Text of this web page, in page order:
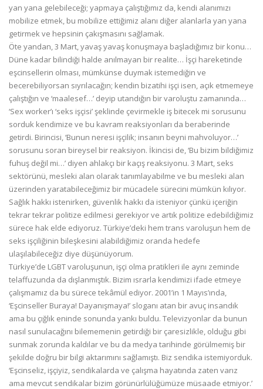
yan yana gelebileceği; yapmaya çalıştığımız da, kendi alanımızı
mobilize etmek, bu mobilize ettiğimiz alanı diğer alanlarla yan yana
getirmek ve hepsinin çakışmasını sağlamak.
Öte yandan, 3 Mart, yavaş yavaş konuşmaya başladığımız bir konu…
Düne kadar bilindiği halde anılmayan bir realite… İşçi hareketinde
eşcinsellerin olması, mümkünse duymak istemediğin ve
becerebiliyorsan sıyrılacağın; kendin bizatihi işçi isen, açık etmemeye
çalıştığın ve ‘maalesef…’ deyip utandığın bir varoluştu zamanında…
‘Sex worker’ı ‘seks işçisi’ şeklinde çevirmekle iş bitecek mi sorusunu
sorduk kendimize ve bu kavram reaksiyonları da beraberinde
getirdi. Birincisi, ‘Bunun neresi işçilik; insanın beyni mahvoluyor…’
sorusunu soran bireysel bir reaksiyon. İkincisi de, ‘Bu bizim bildiğimiz
fuhuş değil mi…’ diyen ahlakçı bir kaçış reaksiyonu. 3 Mart, seks
sektörünü, mesleki alan olarak tanımlayabilme ve bu mesleki alan
üzerinden yaratabileceğimiz bir mücadele sürecini mümkün kılıyor.
Sağlık hakkı istenirken, güvenlik hakkı da isteniyor çünkü içeriğin
tekrar tekrar politize edilmesi gerekiyor ve artık politize edebildiğimiz
sürece hak elde ediyoruz. Türkiye’deki hem trans varoluşun hem de
seks işçiliğinin bileşkesini alabildiğimiz oranda hedefe
ulaşılabileceğiz diye düşünüyorum.
Türkiye’de LGBT varoluşunun, işçi olma pratikleri ile aynı zeminde
telaffuzunda da dışlanmıştık. Bizim ısrarla kendimizi ifade etmeye
çalışmamız da bu sürece tekâmül ediyor. 2001’in 1 Mayıs’ında,
‘Eşcinseller Buraya! Dayanışmaya!’ sloganı atan bir avuç insandık
ama bu çığlık eninde sonunda yankı buldu. Televizyonlar da bunun
nasıl sunulacağını bilememenin getirdiği bir çaresizlikle, olduğu gibi
sunmak zorunda kaldılar ve bu da medya tarihinde görülmemiş bir
şekilde doğru bir bilgi aktarımını sağlamıştı. Biz sendika istemiyorduk.
‘Eşcinseliz, işçiyiz, sendikalarda ve çalışma hayatında zaten varız
ama mevcut sendikalar bizim görünürlülüğümüze müsaade etmiyor.’